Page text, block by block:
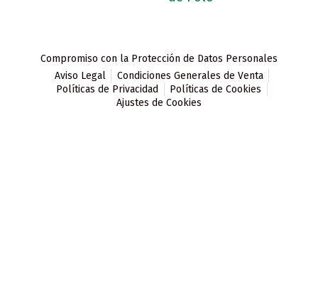
Compromiso con la Protección de Datos Personales
Aviso Legal
Condiciones Generales de Venta
Políticas de Privacidad
Políticas de Cookies
Ajustes de Cookies